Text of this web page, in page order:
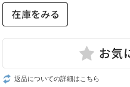
返品についての詳細はこちら